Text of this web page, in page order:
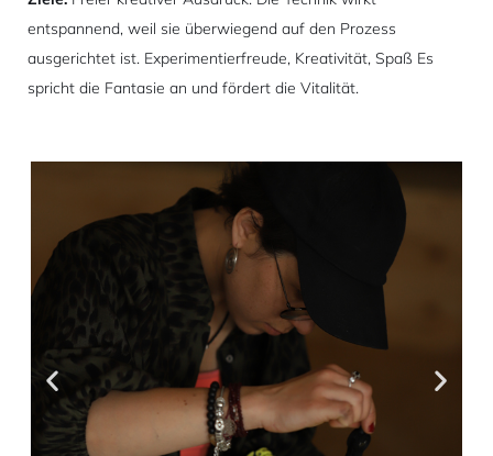
entspannend, weil sie überwiegend auf den Prozess
ausgerichtet ist. Experimentierfreude, Kreativität, Spaß Es
spricht die Fantasie an und fördert die Vitalität.